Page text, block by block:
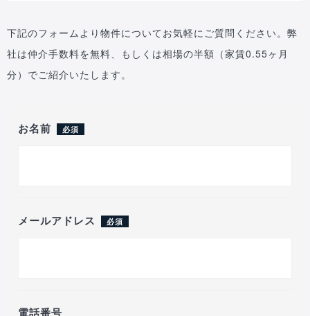
下記のフォームより物件についてお気軽にご質問ください。弊
社は仲介手数料を無料、もしくは相場の半額（家賃0.55ヶ月
分）でご紹介いたします。
お名前 必須
メールアドレス 必須
電話番号